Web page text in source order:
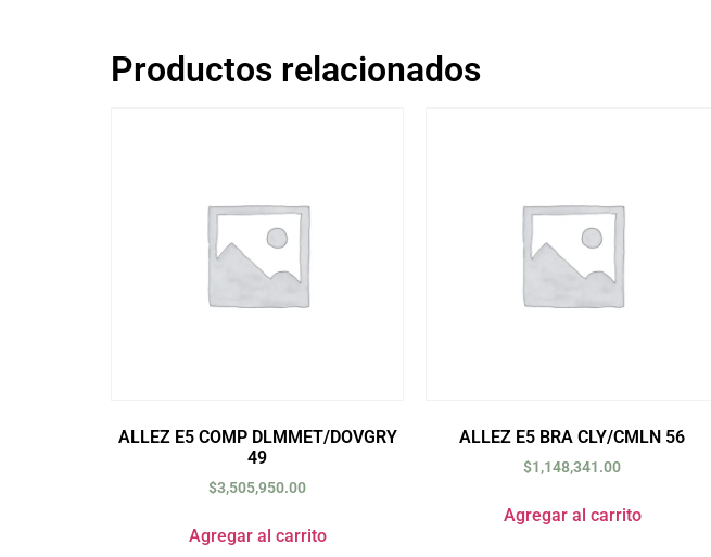
Productos relacionados
ALLEZ E5 COMP DLMMET/DOVGRY
49
$3,505,950.00
Agregar al carrito
ALLEZ E5 BRA CLY/CMLN 56
$1,148,341.00
Agregar al carrito